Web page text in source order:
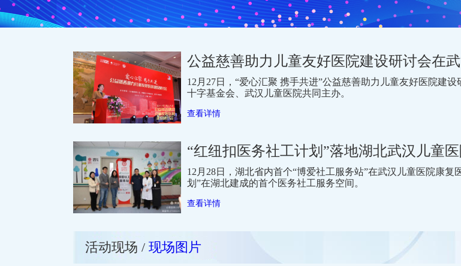
公益慈善助力儿童友好医院建设研讨会在
12月27日，“爱心汇聚 携手共进”公益慈善助力儿童友好医院建
十字基金会、武汉儿童医院共同主办。
查看详情
“红纽扣医务社工计划”落地湖北武汉儿童
12月28日，湖北省内首个“博爱社工服务站”在武汉儿童医院康
划”在湖北建成的首个医务社工服务空间。
查看详情
活动现场 / 现场图片